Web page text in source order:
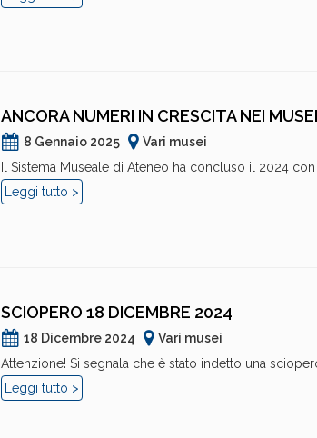
ANCORA NUMERI IN CRESCITA NEI
8 Gennaio 2025
Vari musei
Il Sistema Museale di Ateneo ha concluso il 2024
Leggi tutto >
SCIOPERO 18 DICEMBRE 2024
18 Dicembre 2024
Vari musei
Attenzione! Si segnala che è stato indetto una
Leggi tutto >